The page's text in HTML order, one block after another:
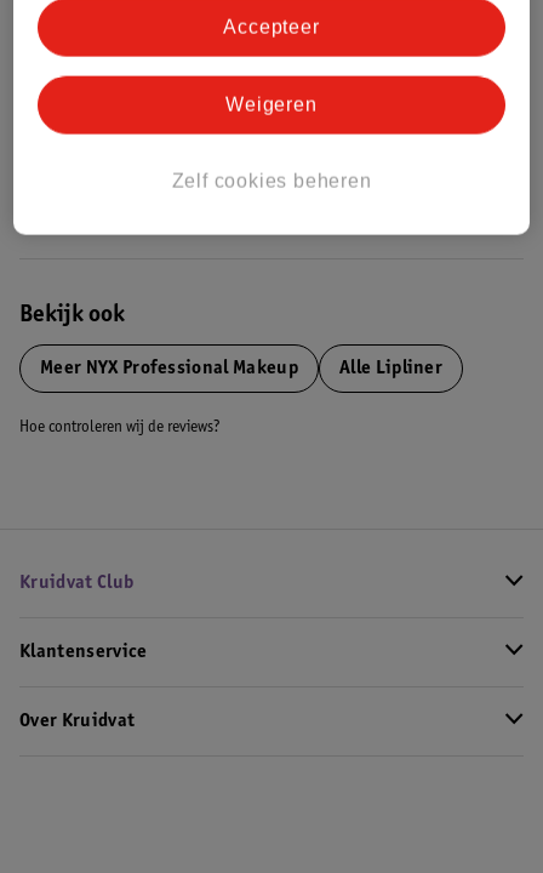
Nature Impact Score
Dit product heeft (nog) geen Nature
Impact Score.
Bekijk ook
Meer NYX Professional Makeup Alle Lipliner
Hoe controleren wij de reviews?
Kruidvat Club
Klantenservice
Over Kruidvat
Zelf cookies beheren
Weigeren
Accepteer